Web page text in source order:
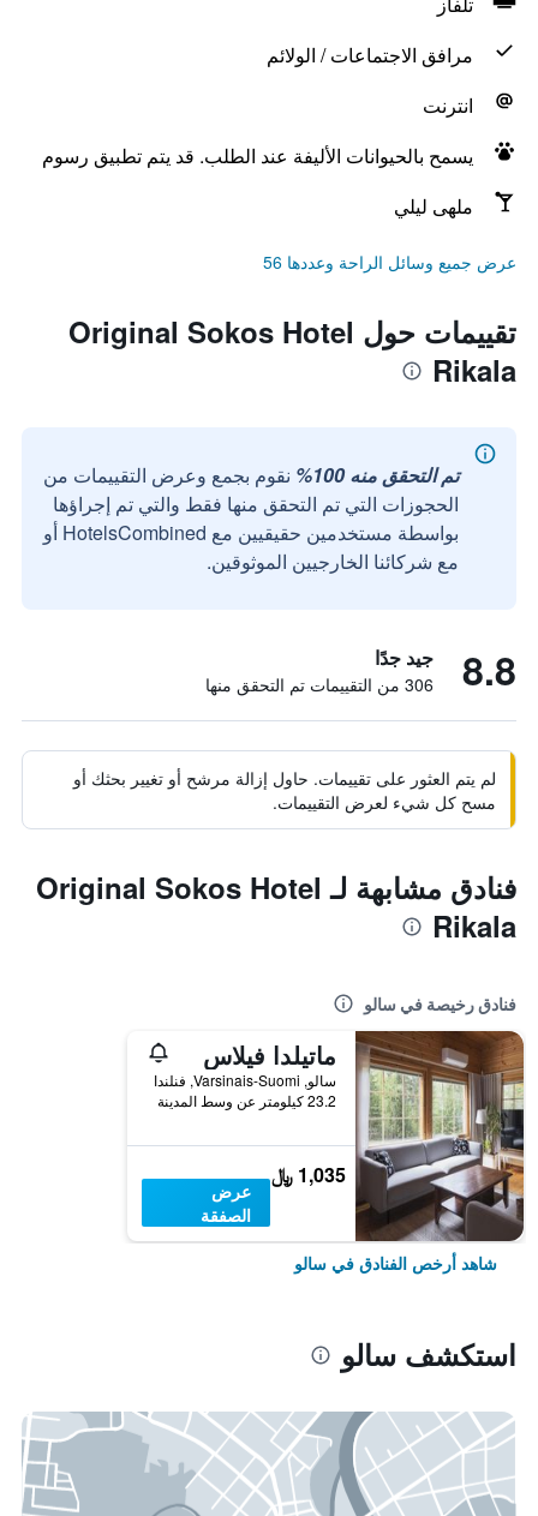
مرافق الاجتماعات / الولائم
انترنت
يسمح بالحيوانات الأليفة عند الطلب. قد يتم تطبيق رسوم
ملهى ليلي
عرض جميع وسائل الراحة وعددها 56
تقييمات حول Original Sokos Hotel
Rikala
تم التحقق منه 100%
نقوم بجمع وعرض التقييمات من
الحجوزات التي تم التحقق منها فقط والتي تم إجراؤها
بواسطة مستخدمين حقيقيين مع HotelsCombined أو
مع شركائنا الخارجيين الموثوقين.
8.8 جيد جدًا
306 من التقييمات تم التحقق منها
لم يتم العثور على تقييمات. حاول إزالة مرشح أو تغيير بحثك أو
مسح كل شيء لعرض التقييمات.
فنادق مشابهة لـ Original Sokos Hotel
Rikala
فنادق رخيصة في سالو
ماتيلدا فيلاس
سالو, Varsinais-Suomi, فنلندا
23.2 كيلومتر عن وسط المدينة
1,035 ﷼
عرض
الصفقة
شاهد أرخص الفنادق في سالو
استكشف سالو